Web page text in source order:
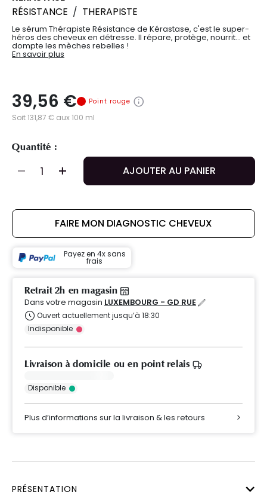
RÉSISTANCE / THERAPISTE
Le sérum Thérapiste Résistance de Kérastase, c'est le super-
héros des cheveux en détresse. Il répare, protège, nourrit… et
dompte les mèches rebelles !
En savoir plus
39,56 € Point rouge
Soit 131,87 € aux 100 ml
Quantité :
AJOUTER AU PANIER
FAIRE MON DIAGNOSTIC CHEVEUX
Payez en 4x sans
frais
Retrait 2h en magasin
Dans votre magasin LUXEMBOURG - GD RUE
Ouvert actuellement jusqu’à 18:30
Indisponible
Livraison à domicile ou en point relais
Disponible
Plus d’informations sur la livraison & les retours
PRÉSENTATION